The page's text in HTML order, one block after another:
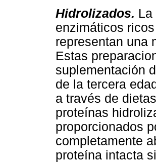
Hidrolizados.
enzimáticos
representan una
Estas
suplementación
de la tercera
a través de
proteínas
proporcionados
completamente
proteína intacta